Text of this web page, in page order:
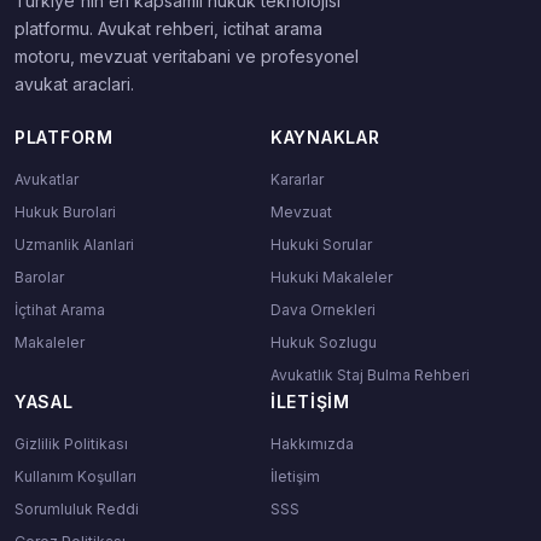
platformu. Avukat rehberi, ictihat arama
motoru, mevzuat veritabani ve profesyonel
avukat araclari.
PLATFORM
Avukatlar
Hukuk Burolari
Uzmanlik Alanlari
Barolar
İçtihat Arama
Makaleler
KAYNAKLAR
Kararlar
Mevzuat
Hukuki Sorular
Hukuki Makaleler
Dava Ornekleri
Hukuk Sozlugu
Avukatlık Staj Bulma Rehberi
YASAL
Gizlilik Politikası
Kullanım Koşulları
Sorumluluk Reddi
İLETIŞIM
Hakkımızda
İletişim
SSS